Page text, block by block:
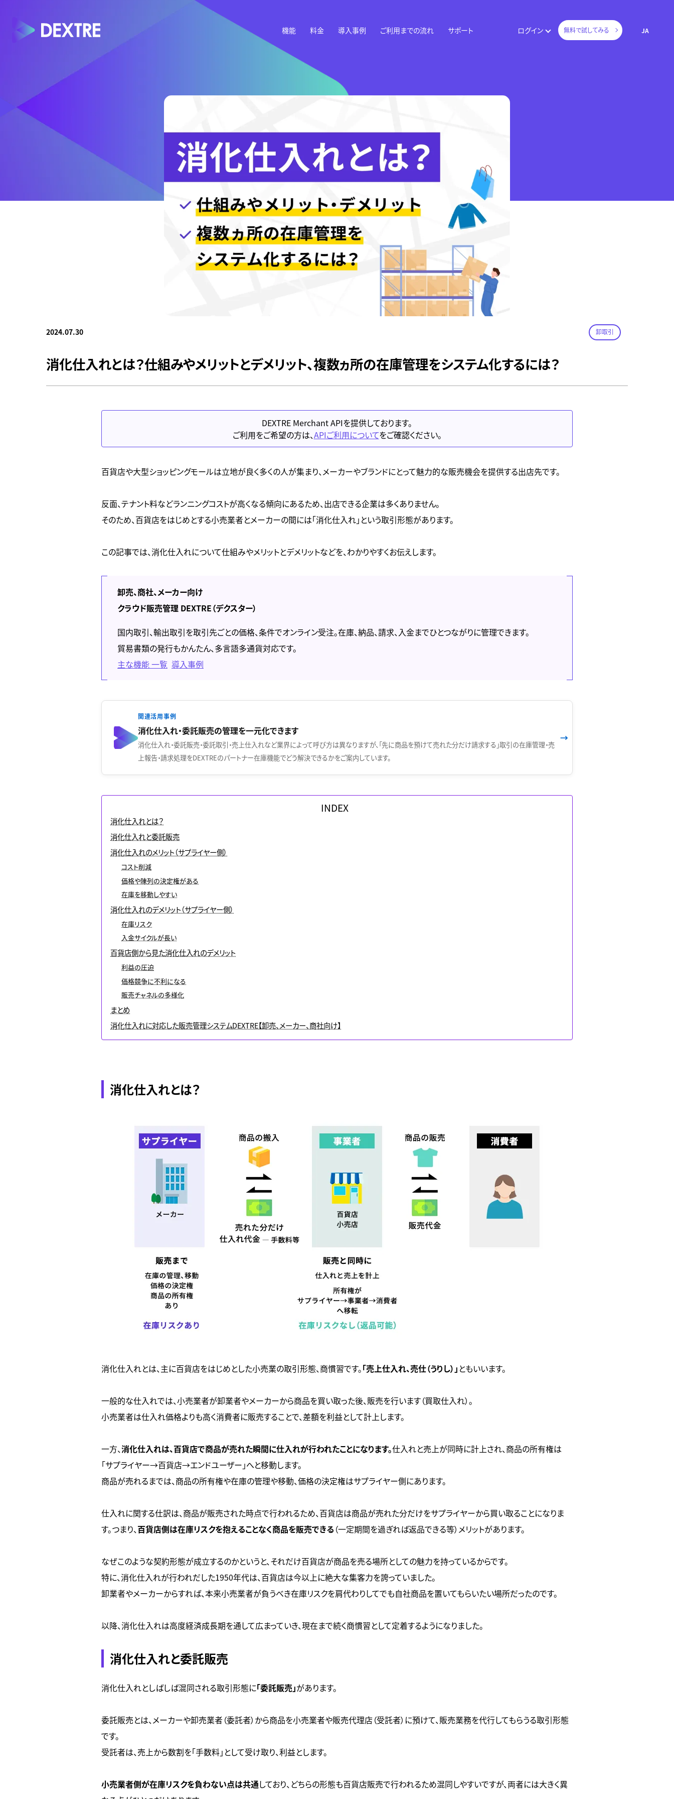
機能 料金 導入事例 ご利用までの流れ サポート ログイン 無料で試してみる JA
2024.07.30 卸取引
消化仕入れとは？仕組みやメリットとデメリット、複数ヵ所の在庫管理をシステム化するには？
DEXTRE Merchant APIを提供しております。
ご利用をご希望の方は、APIご利用についてをご確認ください。
百貨店や大型ショッピングモールは立地が良く多くの人が集まり、メーカーやブランドにとって魅力的な販売機会を提供する出店先です。
反面、テナント料などランニングコストが高くなる傾向にあるため、出店できる企業は多くありません。
そのため、百貨店をはじめとする小売業者とメーカーの間には「消化仕入れ」という取引形態があります。
この記事では、消化仕入れについて仕組みやメリットとデメリットなどを、わかりやすくお伝えします。
卸売、商社、メーカー向け
クラウド販売管理 DEXTRE（デクスター）
国内取引、輸出取引を取引先ごとの価格、条件でオンライン受注。在庫、納品、請求、入金までひとつながりに管理できます。
貿易書類の発行もかんたん、多言語多通貨対応です。
主な機能 一覧 導入事例
関連活用事例
消化仕入れ・委託販売の管理を一元化できます
消化仕入れ・委託販売・委託取引・売上仕入れなど業界によって呼び方は異なりますが、「先に商品を預けて売れた分だけ請求する」取引の在庫管理・売
上報告・請求処理をDEXTREのパートナー在庫機能でどう解決できるかをご案内しています。
→
INDEX
消化仕入れとは？
消化仕入れと委託販売
消化仕入れのメリット（サプライヤー側）
コスト削減
価格や陳列の決定権がある
在庫を移動しやすい
消化仕入れのデメリット（サプライヤー側）
在庫リスク
入金サイクルが長い
百貨店側から見た消化仕入れのデメリット
利益の圧迫
価格競争に不利になる
販売チャネルの多様化
まとめ
消化仕入れに対応した販売管理システムDEXTRE【卸売、メーカー、商社向け】
消化仕入れとは？
消化仕入れとは、主に百貨店をはじめとした小売業の取引形態、商慣習です。「売上仕入れ、売仕（うりし）」 ともいいます。
一般的な仕入れでは、小売業者が卸業者やメーカーから商品を買い取った後、販売を行います（買取仕入れ）。
小売業者は仕入れ価格よりも高く消費者に販売することで、差額を利益として計上します。
一方、消化仕入れは、百貨店で商品が売れた瞬間に仕入れが行われたことになります。仕入れと売上が同時に計上され、商品の所有権は
「サプライヤー→百貨店→エンドユーザー」へと移動します。
商品が売れるまでは、商品の所有権や在庫の管理や移動、価格の決定権はサプライヤー側にあります。
仕入れに関する仕訳は、商品が販売された時点で行われるため、百貨店は商品が売れた分だけをサプライヤーから買い取ることになりま
す。つまり、 百貨店側は在庫リスクを抱えることなく商品を販売できる （一定期間を過ぎれば返品できる等）メリットがあります。
なぜこのような契約形態が成立するのかというと、それだけ百貨店が商品を売る場所としての魅力を持っているからです。
特に、消化仕入れが行われだした1950年代は、百貨店は今以上に絶大な集客力を誇っていました。
卸業者やメーカーからすれば、本来小売業者が負うべき在庫リスクを肩代わりしてでも自社商品を置いてもらいたい場所だったのです。
以降、消化仕入れは高度経済成長期を通して広まっていき、現在まで続く商慣習として定着するようになりました。
消化仕入れと委託販売
消化仕入れとしばしば混同される取引形態に「委託販売」があります。
委託販売とは、メーカーや卸売業者（委託者）から商品を小売業者や販売代理店（受託者）に預けて、販売業務を代行してもらうる取引形態
です。
受託者は、売上から数割を「手数料」として受け取り、利益とします。
小売業者側が在庫リスクを負わない点は共通しており、どちらの形態も百貨店販売で行われるため混同しやすいですが、両者には大きく異